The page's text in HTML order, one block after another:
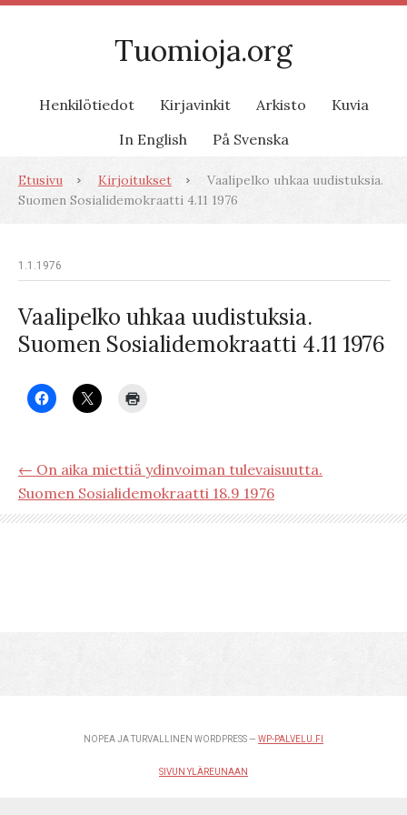
Tuomioja.org
Henkilötiedot Kirjavinkit Arkisto
Kuvia
In English
På Svenska
Etusivu Kirjoitukset
Vaalipelko uhkaa uudistuksia.
Suomen Sosialidemokraatti 4.11 1976
1.1.1976
Vaalipelko uhkaa uudistuksia.
Suomen Sosialidemokraatti 4.11 1976
← On aika miettiä ydinvoiman tulevaisuutta.
Suomen Sosialidemokraatti 18.9 1976
NOPEA JA TURVALLINEN WORDPRESS — WP-PALVELU.FI
SIVUN YLÄREUNAAN